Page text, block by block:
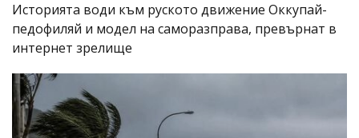
Историята води към руското движение Оккупай-
педофиляй и модел на саморазправа, превърнат в
интернет зрелище